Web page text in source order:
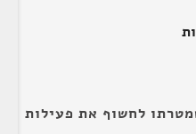
לחשוף את פעילות